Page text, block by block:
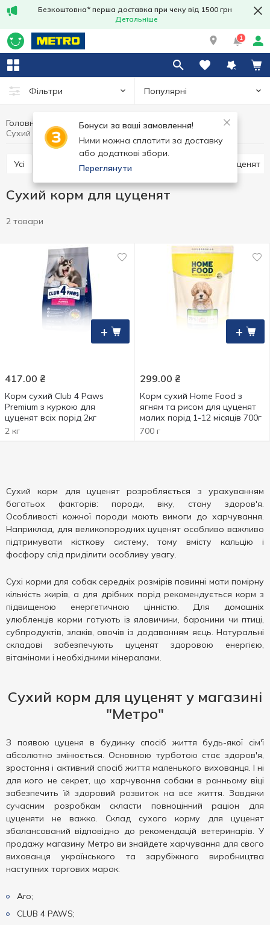
Безкоштовна* перша доставка при чеку від 1500 грн
Детальніше
1
Фільтри Популярні
Бонуси за ваші замовлення!
Ними можна сплатити за доставку
або додаткові збори.
Переглянути
Головна Товари для тварин
Корм для цуценят
Сухий корм для цуценят
Усі Сухий корм для цуценят Консерви для цуценят
Сухий корм для цуценят
2 товари
+
417.00 ₴
Корм сухий Club 4 Paws
Premium з куркою для
цуценят всіх порід 2кг
2 кг
+
299.00 ₴
Корм сухий Home Food з
ягням та рисом для цуценят
малих порід 1-12 місяців 700г
700 г
Сухий корм для цуценят розробляється з урахуванням
багатьох факторів: породи, віку, cтану здоров'я.
Особливості кожної породи мають вимоги до харчування.
Наприклад, для великопородних цуценят особливо важливо
підтримувати кісткову систему, тому вмісту кальцію і
фосфору слід приділити особливу увагу.
Сухі корми для собак середніх розмірів повинні мати помірну
кількість жирів, а для дрібних порід рекомендується корм з
підвищеною енергетичною цінністю. Для домашніх
улюбленців корми готують із яловичини, баранини чи птиці,
субпродуктів, злаків, овочів із додаванням яєць. Натуральні
складові забезпечують цуценят здоровою енергією,
вітамінами і необхідними мінералами.
Сухий корм для цуценят у магазині
"Метро"
З появою цуценя в будинку спосіб життя будь-якої сім'ї
абсолютно змінюється. Основною турботою стає здоров'я,
зростання і активний спосіб життя маленького вихованця. І ні
для кого не секрет, що харчування собаки в ранньому віці
забезпечить їй здоровий розвиток на все життя. Завдяки
сучасним розробкам скласти повноцінний раціон для
цуценяти не важко. Склад сухого корму для цуценят
збалансований відповідно до рекомендацій ветеринарів. У
продажу магазину Метро ви знайдете харчування для свого
вихованця українського та зарубіжного виробництва
наступних торгових марок:
Aro;
CLUB 4 PAWS;